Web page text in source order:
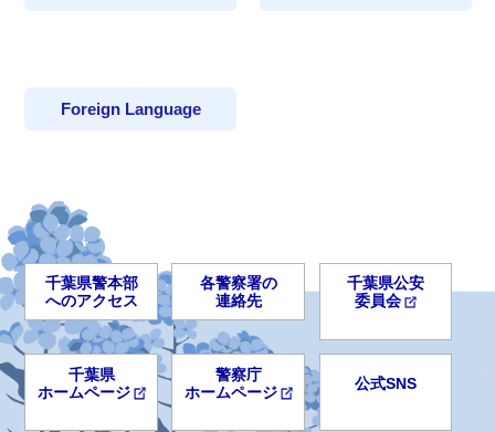
Foreign Language
千葉県警本部
へのアクセス
各警察署の
連絡先
千葉県公安
委員会
千葉県
ホームページ
警察庁
ホームページ
公式SNS